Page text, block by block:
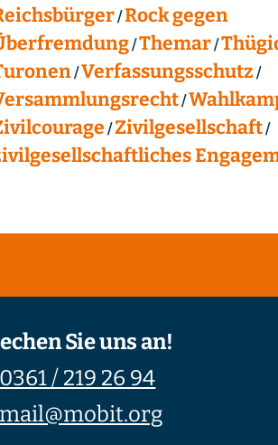
Rock gegen
Themar
Verfassungsschutz
Zivilgesellschaft
Sie uns an!
0361 / 219 26 94
mail@mobit.org